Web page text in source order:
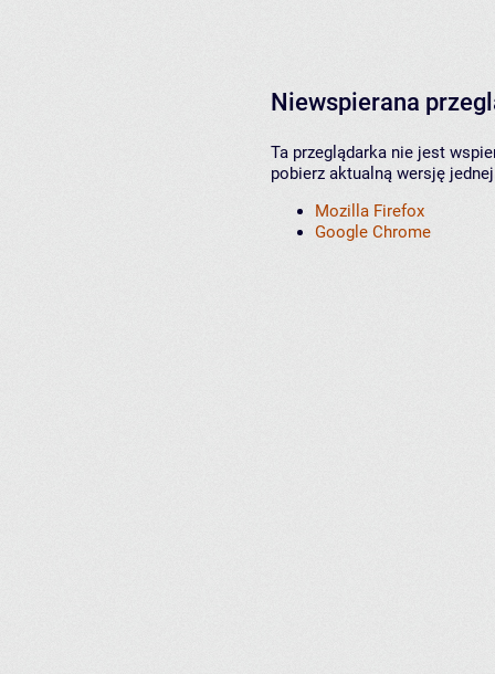
Niewspierana
Ta przeglądarka nie jest
pobierz aktualną wersję
Mozilla Firefox
Google Chrome